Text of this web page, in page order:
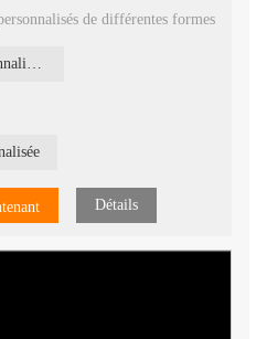
de différentes formes
formes de confettis personnalisées
Détails